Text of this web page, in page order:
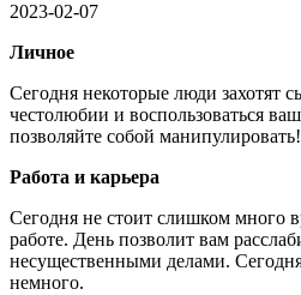
2023-02-07
Личное
Сегодня некоторые люди захотят
честолюбии и воспользоваться
позволяйте собой манипулировать!
Работа и карьера
Сегодня не стоит слишком много
работе. День позволит вам
несущественными делами.
немного.